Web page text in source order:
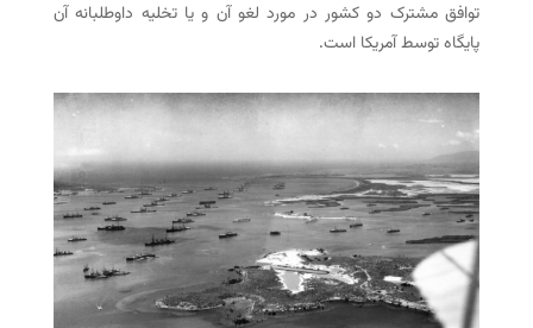
توافق مشترک دو کشور در مورد لغو آن و یا تخلیه داوطلبانه آن
پایگاه توسط آمریکا است.